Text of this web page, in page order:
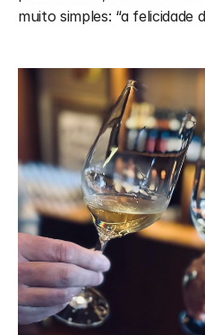
muito simples: “a felicidade